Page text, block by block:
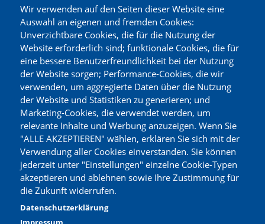
Wir verwenden auf den Seiten dieser Website eine
Auswahl an eigenen und fremden Cookies:
Unverzichtbare Cookies, die für die Nutzung der
Website erforderlich sind; funktionale Cookies, die für
eine bessere Benutzerfreundlichkeit bei der Nutzung
der Website sorgen; Performance-Cookies, die wir
verwenden, um aggregierte Daten über die Nutzung
der Website und Statistiken zu generieren; und
Marketing-Cookies, die verwendet werden, um
relevante Inhalte und Werbung anzuzeigen. Wenn Sie
"ALLE AKZEPTIEREN" wählen, erklären Sie sich mit der
Verwendung aller Cookies einverstanden. Sie können
jederzeit unter "Einstellungen" einzelne Cookie-Typen
akzeptieren und ablehnen sowie Ihre Zustimmung für
die Zukunft widerrufen.
Datenschutzerklärung
Neuigkeiten
Aktuelle Angebote
Märkte finden
Unser Service
Expansion
Partyplaner
Gutscheine
Sortiment
Zertifikate
Deine Meinung
KARRIERE
Jobs
Jetzt bewerben